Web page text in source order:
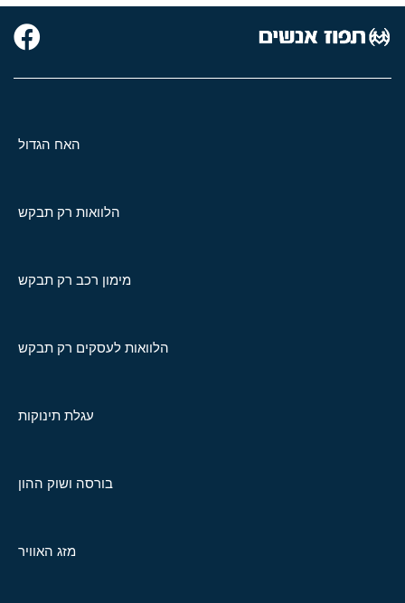
האח הגדול
הלוואות רק תבקש
מימון רכב רק תבקש
הלוואות לעסקים רק תבקש
עגלת תינוקות
בורסה ושוק ההון
מזג האוויר